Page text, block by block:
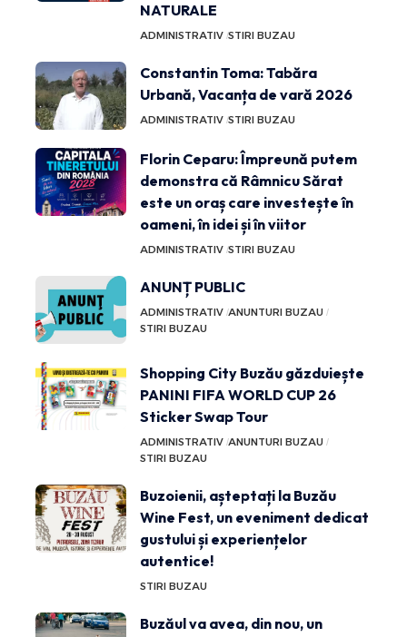
NATURALE
ADMINISTRATIV STIRI BUZAU
Constantin Toma: Tabăra
Urbană, Vacanța de vară 2026
ADMINISTRATIV STIRI BUZAU
Florin Ceparu: Împreună putem
demonstra că Râmnicu Sărat
este un oraș care investește în
oameni, în idei și în viitor
ADMINISTRATIV STIRI BUZAU
ANUNȚ PUBLIC
ADMINISTRATIV ANUNTURI BUZAU
STIRI BUZAU
Shopping City Buzău găzduiește
PANINI FIFA WORLD CUP 26
Sticker Swap Tour
ADMINISTRATIV ANUNTURI BUZAU
STIRI BUZAU
Buzoienii, așteptați la Buzău
Wine Fest, un eveniment dedicat
gustului și experiențelor
autentice!
STIRI BUZAU
Buzăul va avea, din nou, un